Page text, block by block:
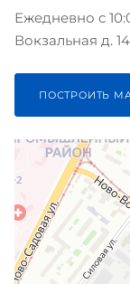
Ежедневно с
Вокзальная д.
ПОСТРОИТЬ